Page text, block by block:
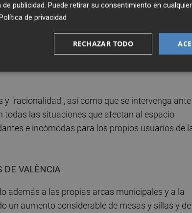
tomando algo y conversando con amigos, pero
a peatones, así como a vecinos y vecinas,
de humos sin filtros, ruidos excesivos o
"racionalidad", así como que se intervenga ante
todas las situaciones que afectan al espacio
e incómodas para los propios usuarios de
DE VALÈNCIA
además a las propias arcas municipales y a la
un aumento considerable de mesas y sillas y de
publicidad. Puede retirar su consentimiento en
de privacidad
RECHAZAR TODO